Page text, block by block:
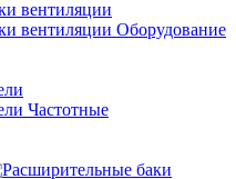
Оборудование
Частотные